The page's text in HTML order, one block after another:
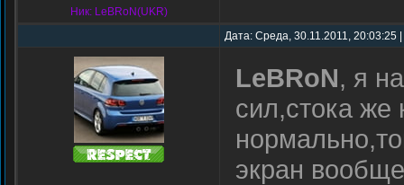
Ник: LeBRoN(UKR)
Дата: Среда, 30.11.2011,
LeBRoN, я
сил,стока же
экран